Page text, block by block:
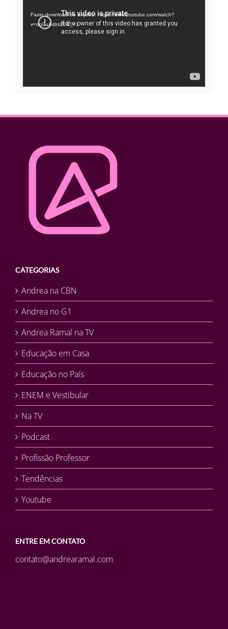
vídeo
Fazer download do arquivo: https://www.youtube.com/watch?
v=oo0uAsbti28&_=1
CATEGORIAS
Andrea na CBN
Andrea no G1
Andrea Ramal na TV
Educação em Casa
Educação no País
ENEM e Vestibular
Na TV
Podcast
Profissão Professor
Tendências
Youtube
ENTRE EM CONTATO
contato@andrearamal.com